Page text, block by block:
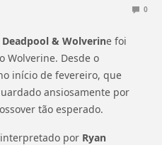
0
Deadpool & Wolverine foi
Wolverine. Desde o
início de fevereiro, que
ansiosamente por
tão esperado.
interpretado por Ryan